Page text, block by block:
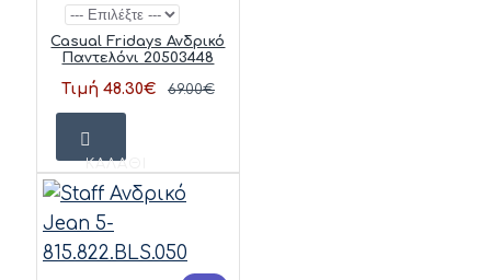
Casual Fridays Ανδρικό
Παντελόνι 20503448
Τιμή 48.30€ 69.00€
ΚΑΛΆΘΙ